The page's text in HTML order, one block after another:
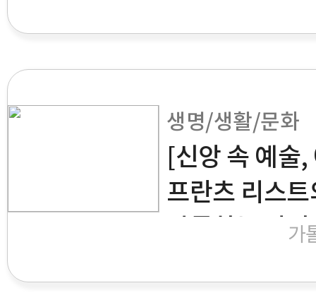
생명/생활/문화
[신앙 속 예술
프란츠 리스
강론하는 아가